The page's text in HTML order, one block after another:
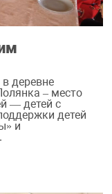
деревне
– место
— детей с
детей
и